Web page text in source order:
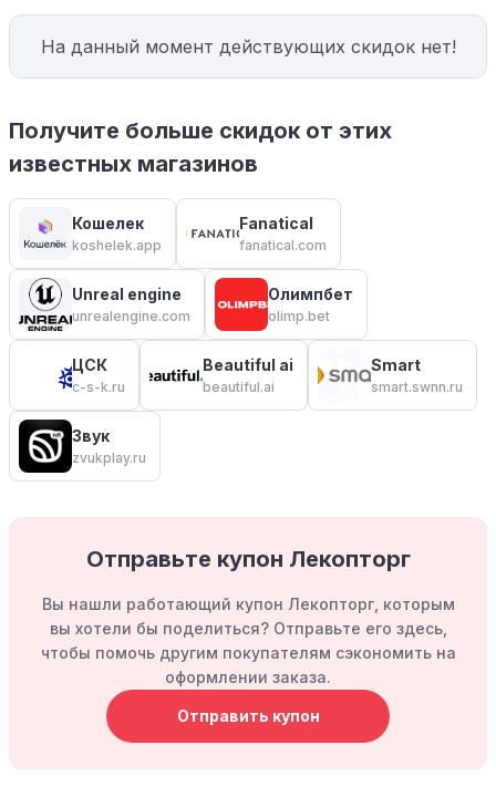
На данный момент действующих скидок нет!
Получите больше скидок от этих
известных магазинов
Кошелек
koshelek.app
Fanatical
fanatical.com
Unreal engine
unrealengine.com
Олимпбет
olimp.bet
ЦСК
c-s-k.ru
Beautiful ai
beautiful.ai
Smart
smart.swnn.ru
Звук
zvukplay.ru
Отправьте купон Лекопторг
Вы нашли работающий купон Лекопторг, которым
вы хотели бы поделиться? Отправьте его здесь,
чтобы помочь другим покупателям сэкономить на
оформлении заказа.
Отправить купон